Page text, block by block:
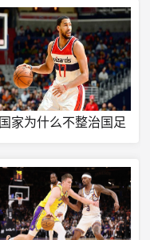
国家为什么不整治国足